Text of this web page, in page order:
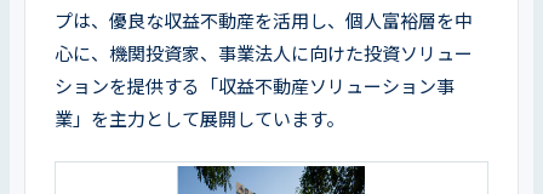
プは、優良な収益不動産を活用し、個人富裕層を中
心に、機関投資家、事業法人に向けた投資ソリュー
ションを提供する「収益不動産ソリューション事
業」を主力として展開しています。